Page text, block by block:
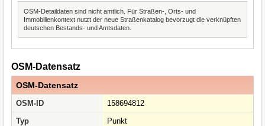
OSM-Detaildaten sind nicht amtlich. Für Straßen-, Orts- und
Immobilienkontext nutzt der neue Straßenkatalog bevorzugt die verknüpften
deutschen Bestands- und Amtsdaten.
OSM-Datensatz
OSM-Datensatz
OSM-ID
158694812
Typ
Punkt